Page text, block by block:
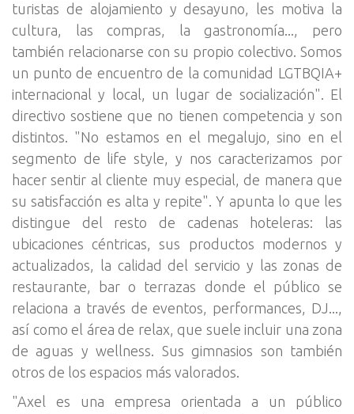
turistas de alojamiento y desayuno, les motiva la
cultura, las compras, la gastronomía..., pero
también relacionarse con su propio colectivo. Somos
un punto de encuentro de la comunidad LGTBQIA+
internacional y local, un lugar de socialización". El
directivo sostiene que no tienen competencia y son
distintos. "No estamos en el megalujo, sino en el
segmento de life style, y nos caracterizamos por
hacer sentir al cliente muy especial, de manera que
su satisfacción es alta y repite". Y apunta lo que les
distingue del resto de cadenas hoteleras: las
ubicaciones céntricas, sus productos modernos y
actualizados, la calidad del servicio y las zonas de
restaurante, bar o terrazas donde el público se
relaciona a través de eventos, performances, DJ...,
así como el área de relax, que suele incluir una zona
de aguas y wellness. Sus gimnasios son también
otros de los espacios más valorados.
"Axel es una empresa orientada a un público